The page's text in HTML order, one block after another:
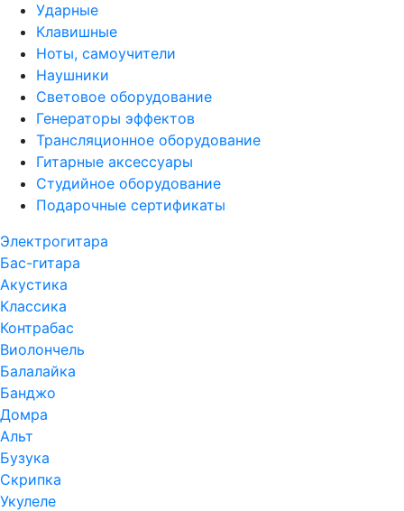
Ударные
Клавишные
Ноты, самоучители
Наушники
Световое оборудование
Генераторы эффектов
Трансляционное оборудование
Гитарные аксессуары
Студийное оборудование
Подарочные сертификаты
Электрогитара
Бас-гитара
Акустика
Классика
Контрабас
Виолончель
Балалайка
Банджо
Домра
Альт
Бузука
Скрипка
Укулеле